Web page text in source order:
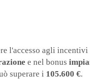
l'accesso agli
e nel bonus
superare i 105.600 €.